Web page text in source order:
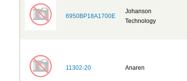
6950BP18A1700E
Johanson
Technology
11302-20 Anaren